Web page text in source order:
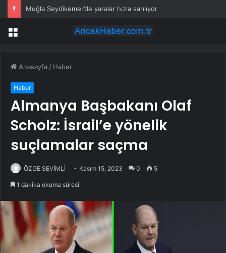
Muğla Seydikemer’de yaralar hızla sarılıyor
Menü
Anasayfa / Haber
Haber
Almanya Başbakanı Olaf
Scholz: İsrail’e yönelik
suçlamalar saçma
ÖZGE SEVİMLİ Kasım 15, 2023 0 5
1 dakika okuma süresi